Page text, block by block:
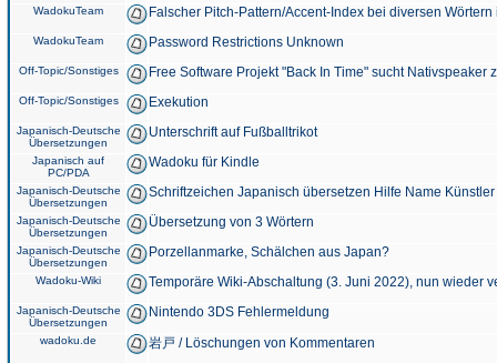
WadokuTeam Falscher Pitch-Pattern/Accent-Index bei diversen
WadokuTeam Password Restrictions Unknown
Off-Topic/Sonstiges Free Software Projekt "Back In Time" sucht Nativspeaker
Off-Topic/Sonstiges Exekution
Japanisch-Deutsche
Übersetzungen
Unterschrift auf Fußballtrikot
Japanisch auf
PC/PDA
Wadoku für Kindle
Japanisch-Deutsche
Übersetzungen
Schriftzeichen Japanisch übersetzen Hilfe Name
Japanisch-Deutsche
Übersetzungen
Übersetzung von 3 Wörtern
Japanisch-Deutsche
Übersetzungen
Porzellanmarke, Schälchen aus Japan?
Wadoku-Wiki Temporäre Wiki-Abschaltung (3. Juni 2022), nun wieder
Japanisch-Deutsche
Übersetzungen
Nintendo 3DS Fehlermeldung
wadoku.de 岩戸 / Löschungen von Kommentaren